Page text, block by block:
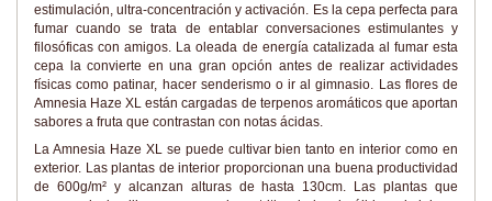
estimulación, ultra-concentración y activación. Es la cepa perfecta para
fumar cuando se trata de entablar conversaciones estimulantes y
filosóficas con amigos. La oleada de energía catalizada al fumar esta
cepa la convierte en una gran opción antes de realizar actividades
físicas como patinar, hacer senderismo o ir al gimnasio. Las flores de
Amnesia Haze XL están cargadas de terpenos aromáticos que aportan
sabores a fruta que contrastan con notas ácidas.
La Amnesia Haze XL se puede cultivar bien tanto en interior como en
exterior. Las plantas de interior proporcionan una buena productividad
de 600g/m² y alcanzan alturas de hasta 130cm. Las plantas que